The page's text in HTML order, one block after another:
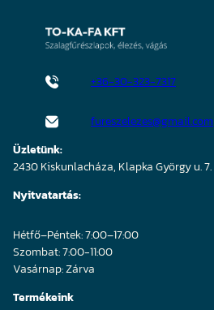
+36-30-323-7317
fureszelezes@gmail.com
Üzletünk:
2430 Kiskunlacháza, Klapka György u. 7.
Nyitvatartás:
Hétfő–Péntek: 7:00–17:00
Szombat: 7:00-11:00
Vasárnap: Zárva
Termékeink